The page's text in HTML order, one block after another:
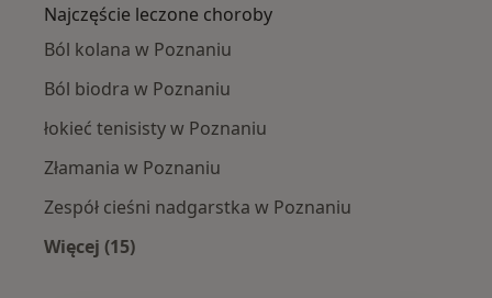
Najczęście leczone choroby
Ból kolana w Poznaniu
Ból biodra w Poznaniu
łokieć tenisisty w Poznaniu
Złamania w Poznaniu
Zespół cieśni nadgarstka w Poznaniu
Więcej (15)